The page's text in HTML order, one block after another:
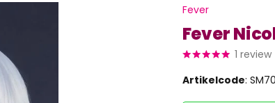
Fever
Fever
1 review
Artikelcode: